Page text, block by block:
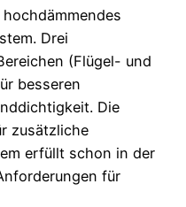
Drei
(Flügel- und
besseren
Die
zusätzliche
erfüllt schon in der
für